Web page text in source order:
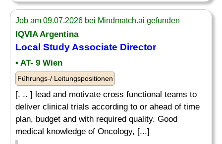
Job am 09.07.2026 bei Mindmatch.ai gefunden
IQVIA Argentina
Local Study Associate Director
• AT- 9 Wien
Führungs-/ Leitungspositionen
[. .. ] lead and motivate cross functional teams to
deliver clinical trials according to or ahead of time
plan, budget and with required quality. Good
medical knowledge of Oncology, [...]